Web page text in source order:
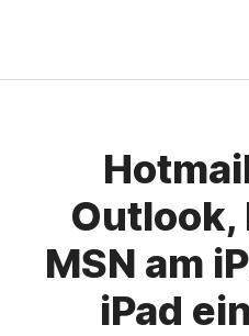
springen
Outlook,
MSN am
iPad